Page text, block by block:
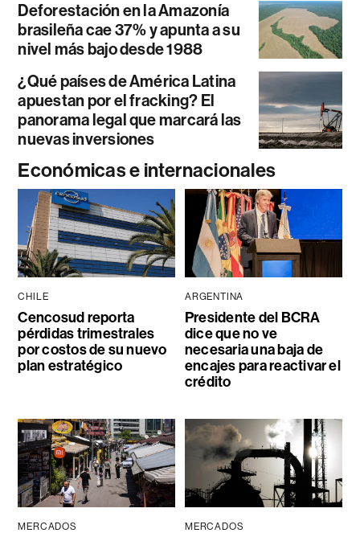
Deforestación en la Amazonía
brasileña cae 37% y apunta a su
nivel más bajo desde 1988
¿Qué países de América Latina
apuestan por el fracking? El
panorama legal que marcará las
nuevas inversiones
Económicas e internacionales
CHILE
Cencosud reporta
pérdidas trimestrales
por costos de su nuevo
plan estratégico
ARGENTINA
Presidente del BCRA
dice que no ve
necesaria una baja de
encajes para reactivar el
crédito
MERCADOS MERCADOS